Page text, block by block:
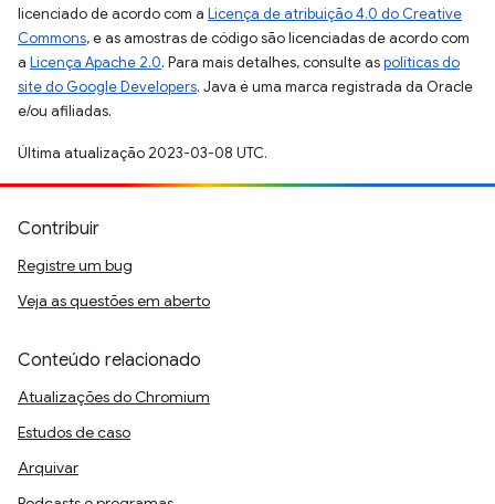
licenciado de acordo com a Licença de atribuição 4.0 do Creative
Commons, e as amostras de código são licenciadas de acordo com
a Licença Apache 2.0. Para mais detalhes, consulte aspolíticas do
site do Google Developers. Java é uma marca registrada da Oracle
e/ou afiliadas.
Última atualização 2023-03-08 UTC.
Contribuir
Registre um bug
Veja as questões em aberto
Conteúdo relacionado
Atualizações do Chromium
Estudos de caso
Arquivar